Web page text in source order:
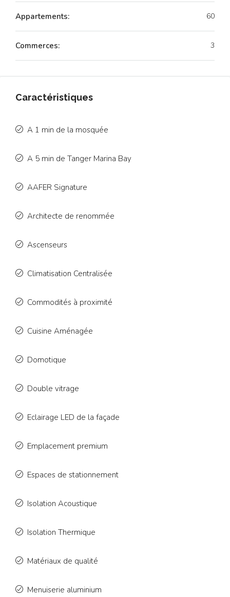
Appartements: 60
Commerces: 3
Caractéristiques
A 1 min de la mosquée
A 5 min de Tanger Marina Bay
AAFER Signature
Architecte de renommée
Ascenseurs
Climatisation Centralisée
Commodités à proximité
Cuisine Aménagée
Domotique
Double vitrage
Eclairage LED de la façade
Emplacement premium
Espaces de stationnement
Isolation Acoustique
Isolation Thermique
Matériaux de qualité
Menuiserie aluminium